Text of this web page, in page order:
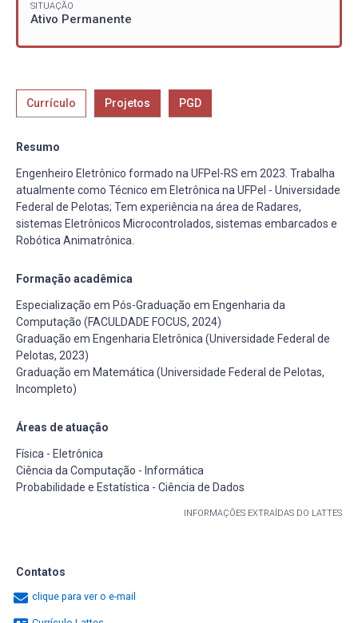
SITUAÇÃO
Ativo Permanente
Currículo Projetos PGD
Resumo
Engenheiro Eletrônico formado na UFPel-RS em 2023. Trabalha
atualmente como Técnico em Eletrônica na UFPel - Universidade
Federal de Pelotas; Tem experiência na área de Radares,
sistemas Eletrônicos Microcontrolados, sistemas embarcados e
Robótica Animatrônica.
Formação acadêmica
Especialização em Pós-Graduação em Engenharia da
Computação (FACULDADE FOCUS, 2024)
Graduação em Engenharia Eletrônica (Universidade Federal de
Pelotas, 2023)
Graduação em Matemática (Universidade Federal de Pelotas,
Incompleto)
Áreas de atuação
Física - Eletrônica
Ciência da Computação - Informática
Probabilidade e Estatística - Ciência de Dados
INFORMAÇÕES EXTRAÍDAS DO LATTES
Contatos
clique para ver o e-mail